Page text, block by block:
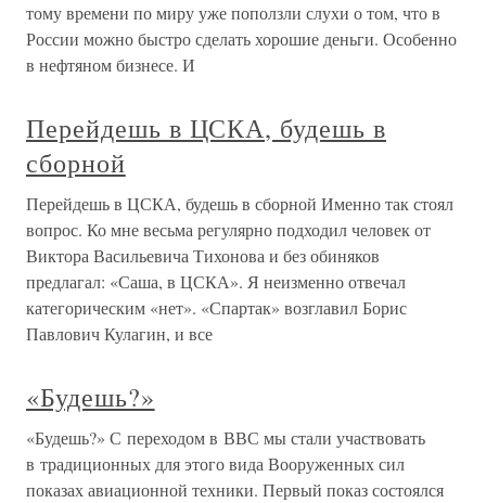
тому времени по миру уже поползли слухи о том, что в
России можно быстро сделать хорошие деньги. Особенно
в нефтяном бизнесе. И
Перейдешь в ЦСКА, будешь в
сборной
Перейдешь в ЦСКА, будешь в сборной Именно так стоял
вопрос. Ко мне весьма регулярно подходил человек от
Виктора Васильевича Тихонова и без обиняков
предлагал: «Саша, в ЦСКА». Я неизменно отвечал
категорическим «нет». «Спартак» возглавил Борис
Павлович Кулагин, и все
«Будешь?»
«Будешь?» С переходом в ВВС мы стали участвовать
в традиционных для этого вида Вооруженных сил
показах авиационной техники. Первый показ состоялся